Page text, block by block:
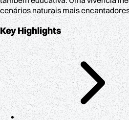
cenários naturais mais
Key Highlights